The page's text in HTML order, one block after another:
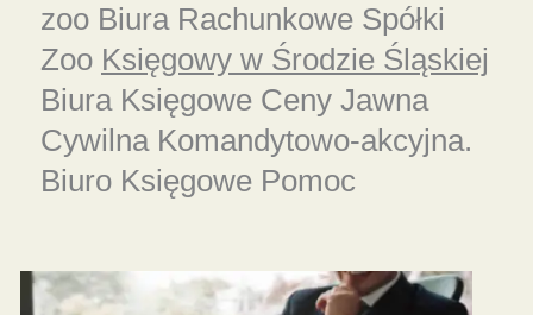
zoo Biura Rachunkowe Spółki
Zoo Księgowy w Środzie Śląskiej
Biura Księgowe Ceny Jawna
Cywilna Komandytowo-akcyjna.
Biuro Księgowe Pomoc